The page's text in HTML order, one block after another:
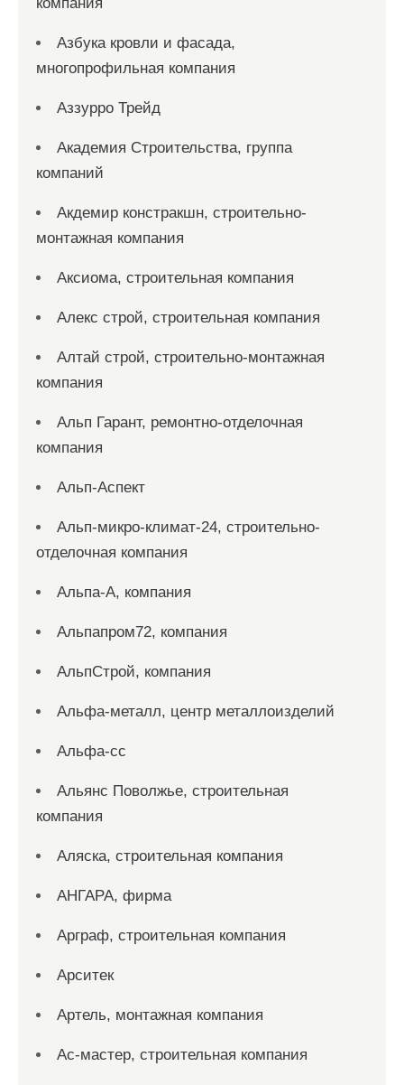
Азбука кровли и фасада,
многопрофильная компания
Аззурро Трейд
Академия Строительства, группа
компаний
Акдемир констракшн, строительно-
монтажная компания
Аксиома, строительная компания
Алекс строй, строительная компания
Алтай строй, строительно-монтажная
компания
Альп Гарант, ремонтно-отделочная
компания
Альп-Аспект
Альп-микро-климат-24, строительно-
отделочная компания
Альпа-А, компания
Альпапром72, компания
АльпСтрой, компания
Альфа-металл, центр металлоизделий
Альфа-сс
Альянс Поволжье, строительная
компания
Аляска, строительная компания
АНГАРА, фирма
Арграф, строительная компания
Арситек
Артель, монтажная компания
Ас-мастер, строительная компания